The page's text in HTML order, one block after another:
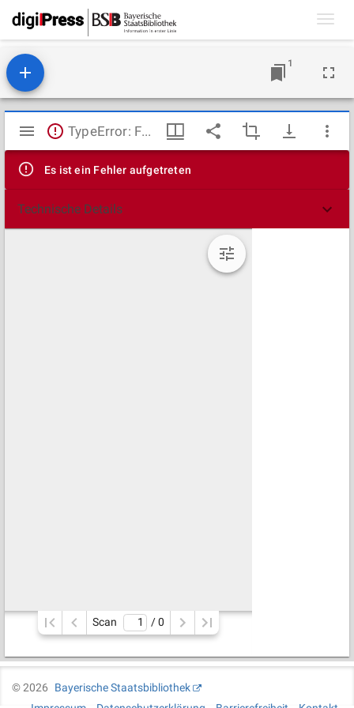
1
Mirador
Viewer
TypeError: Failed to fetch
Es ist ein Fehler aufgetreten
Technische Details
Scan / 0
©2026
Bayerische Staatsbibliothek